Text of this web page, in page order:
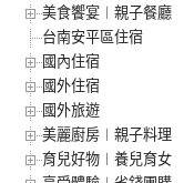
美食饗宴︱親子餐廳
台南安平區住宿
國內住宿
國外住宿
國外旅遊
美麗廚房︱親子料理
育兒好物︱養兒育女